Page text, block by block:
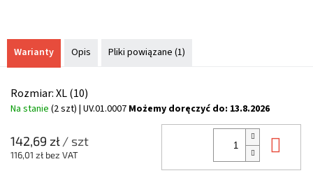
Warianty Opis Pliki powiązane (1)
Rozmiar: XL (10)
Na stanie (2 szt) | UV.01.0007 Możemy doręczyć do: 13.8.2026
142,69 zł/ szt
116,01 zł bez VAT